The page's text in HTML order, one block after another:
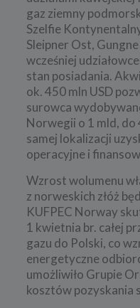
gaz ziemny
Szelfie
Sleipner Ost,
wcześniej
stan posiadania.
ok. 450 mln USD
surowca
Norwegii o 1 mld, do
samej lokalizacji
operacyjne i
Wzrost wolumenu
z norweskich złóż
KUFPEC Norway
1 kwietnia br. całej
gazu do Polski, co
energetyczne
umożliwiło Grupie
kosztów pozyskania